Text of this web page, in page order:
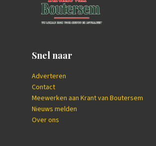
Snel naar
Adverteren
Contact
Meewerken aan Krant van Boutersem
Nieuws melden
Over ons